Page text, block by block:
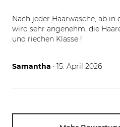
Nach jeder Haarwäsche, ab in
wird sehr angenehm, die
und riechen Klasse !
Samantha 15.04.26
· 15. April 2026